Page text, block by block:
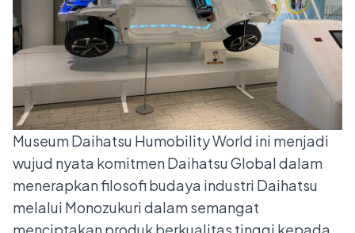
Museum Daihatsu Humobility World ini menjadi
wujud nyata komitmen Daihatsu Global dalam
menerapkan filosofi budaya industri Daihatsu
melalui Monozukuri dalam semangat
menciptakan produk berkualitas tinggi kepada